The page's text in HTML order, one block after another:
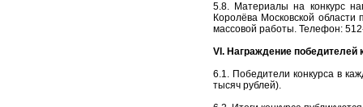
5.8. Материалы на конкурс
Королёва Московской
массовой работы. Телефон:
VI. Награждение победителей
6.1. Победители конкурса в
тысяч рублей).